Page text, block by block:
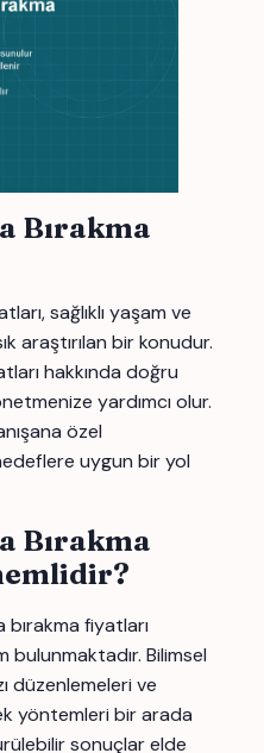
Bırakma
sağlıklı yaşam ve
araştırılan bir konudur.
hakkında doğru
yardımcı olur.
özel
uygun bir yol
Bırakma
fiyatları
bulunmaktadır. Bilimsel
düzenlemeleri ve
yöntemleri bir arada
sonuçlar elde